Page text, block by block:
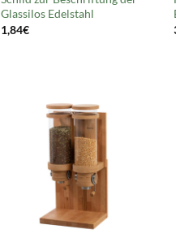
Glassilos Edelstahl
1,84€